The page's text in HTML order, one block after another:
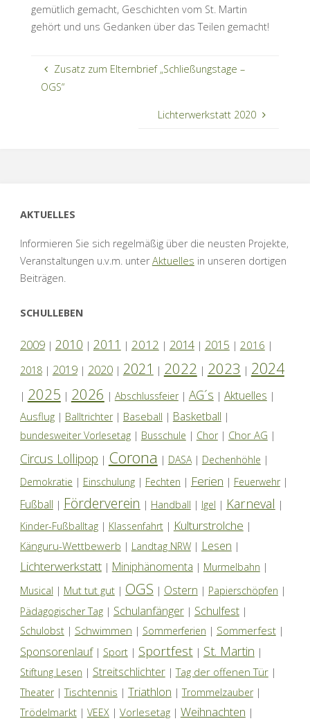
gemütlich gemacht, Geschichten vom St. Martin
gehört und uns Gedanken über das Teilen gemacht!
Zusatz zum Elternbrief „Schließungstage –
OGS“
Lichterwerkstatt 2020
AKTUELLES
Informieren Sie sich regelmäßig über die neusten Projekte,
Veranstaltungen u.v.m. unterAktuelles in unseren dortigen
Beiträgen.
SCHULLEBEN
2009| 2010 | 2011 | 2012 | 2014| 2015 | 2016 |
2018| 2019| 2020| 2021 | 2022 | 2023 | 2024
| 2025 | 2026 | Abschlussfeier| AG´s | Aktuelles |
Ausflug| Balltrichter| Baseball | Basketball |
bundesweiter Vorlesetag| Busschule | Chor| Chor AG |
Circus Lollipop | Corona | DASA| Dechenhöhle |
Demokratie | Einschulung| Fechten | Ferien | Feuerwehr|
Fußball | Förderverein | Handball | Igel | Karneval |
Kinder-Fußballtag| Klassenfahrt| Kulturstrolche |
Känguru-Wettbewerb | Landtag NRW| Lesen |
Lichterwerkstatt| Miniphänomenta | Murmelbahn |
Musical | Mut tut gut| OGS | Ostern | Papierschöpfen |
Pädagogischer Tag| Schulanfänger| Schulfest|
Schulobst| Schwimmen | Sommerferien | Sommerfest|
Sponsorenlauf| Sport| Sportfest | St. Martin |
Stiftung Lesen | Streitschlichter|Tag der offenen Tür|
Theater|Tischtennis | Triathlon | Trommelzauber|
Trödelmarkt| VEEX| Vorlesetag| Weihnachten |